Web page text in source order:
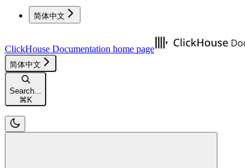
简体中文
ClickHouse Documentation home page
简体中文
Search...
⌘ K